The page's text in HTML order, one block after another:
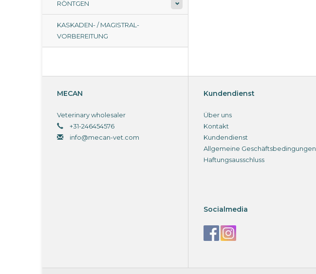
RÖNTGEN
KASKADEN- / MAGISTRAL-
VORBEREITUNG
MECAN
Veterinary wholesaler
+31-246454576
info@mecan-vet.com
Kundendienst
Über uns
Kontakt
Kundendienst
Allgemeine Geschäftsbedingungen
Haftungsausschluss
Socialmedia